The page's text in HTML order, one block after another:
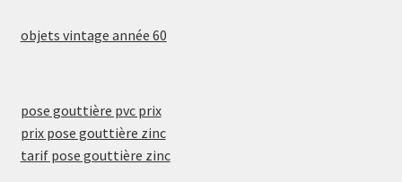
objets vintage année 60
pose gouttière pvc prix
prix pose gouttière zinc
tarif pose gouttière zinc